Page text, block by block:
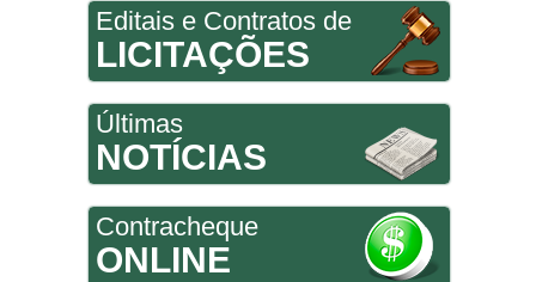
Editais e Contratos de
LICITAÇÕES
Últimas
NOTÍCIAS
Contracheque
ONLINE